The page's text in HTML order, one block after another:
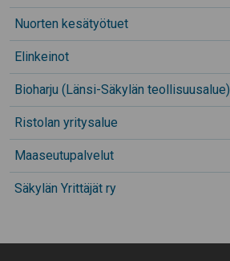
Nuorten kesätyötuet
Elinkeinot
Bioharju (Länsi-Säkylän teollisuusalue)
Ristolan yritysalue
Maaseutupalvelut
Säkylän Yrittäjät ry